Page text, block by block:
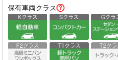
保有車両クラス